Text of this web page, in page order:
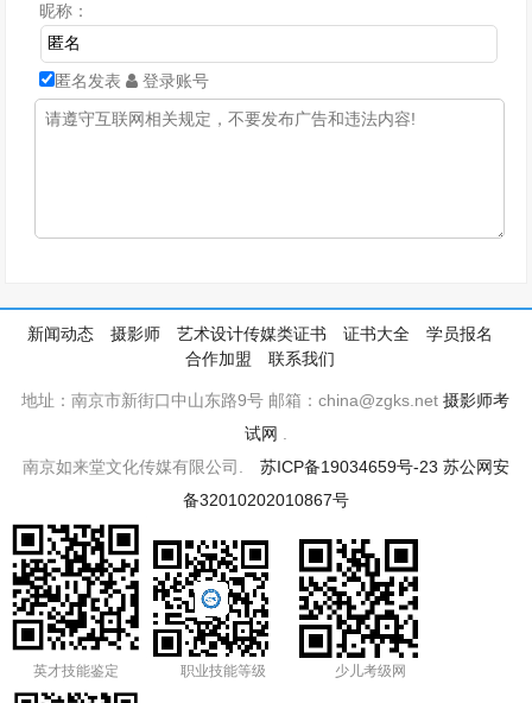
昵称：
匿名发表 登录账号
新闻动态 摄影师 艺术设计传媒类证书 证书大全
学员报名
合作加盟
联系我们
地址：南京市新街口中山东路9号 邮箱：china@zgks.net摄影师考
试网
南京如来堂文化传媒有限公司. 苏ICP备19034659号-23 苏公网安
备32010202010867号
英才技能鉴定 职业技能等级 少儿考级网